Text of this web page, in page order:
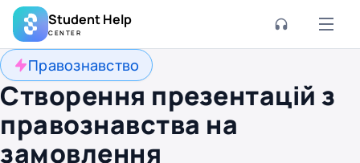
Student Help
CENTER
Правознавство
Створення презентацій з
правознавства на
замовлення